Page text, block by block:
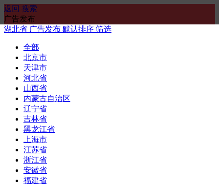
返回 搜索
广告发布
湖北省 广告发布 默认排序 筛选
全部
北京市
天津市
河北省
山西省
内蒙古自治区
辽宁省
吉林省
黑龙江省
上海市
江苏省
浙江省
安徽省
福建省